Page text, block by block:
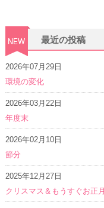
最近の投稿
2026年07月29日
環境の変化
2026年03月22日
年度末
2026年02月10日
節分
2025年12月27日
クリスマス＆もうすぐお正月